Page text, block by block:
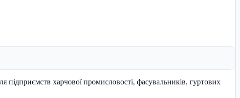
харчової промисловості, фасувальників, гуртових